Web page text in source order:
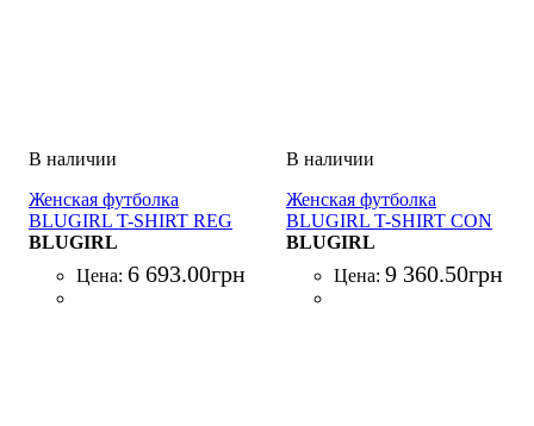
Женская футболка
BLUGIRL T-SHIRT REG
COTONE C/COLLANA
BIANCO
BLUGIRL
Цена: 6 693.00грн
Женская футболка
BLUGIRL T-SHIRT CON
PATCH RICAMATI
BIANCO
BLUGIRL
Цена: 9 360.50грн